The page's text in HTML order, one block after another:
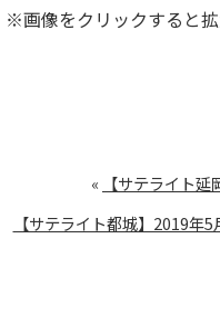
※画像をクリックすると
«
【サテライト
【サテライト都城】2019年